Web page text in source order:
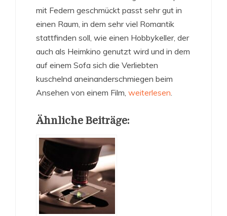
mit Federn geschmückt passt sehr gut in
einen Raum, in dem sehr viel Romantik
stattfinden soll, wie einen Hobbykeller, der
auch als Heimkino genutzt wird und in dem
auf einem Sofa sich die Verliebten
kuschelnd aneinanderschmiegen beim
Ansehen von einem Film, weiterlesen
Ähnliche Beiträge: